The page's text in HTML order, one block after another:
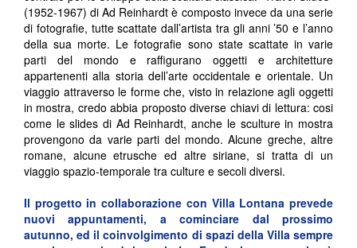
(1952-1967) di Ad Reinhardt è composto invece da una serie
di fotografie, tutte scattate dall’artista tra gli anni ’50 e l’anno
della sua morte. Le fotografie sono state scattate in varie
parti del mondo e raffigurano oggetti e architetture
appartenenti alla storia dell’arte occidentale e orientale. Un
viaggio attraverso le forme che, visto in relazione agli oggetti
in mostra, credo abbia proposto diverse chiavi di lettura: cosi
come le slides di Ad Reinhardt, anche le sculture in mostra
provengono da varie parti del mondo. Alcune greche, altre
romane, alcune etrusche ed altre siriane, si tratta di un
viaggio spazio-temporale tra culture e secoli diversi.
Il progetto in collaborazione con Villa Lontana prevede
nuovi appuntamenti, a cominciare dal prossimo
autunno, ed il coinvolgimento di spazi della Villa sempre